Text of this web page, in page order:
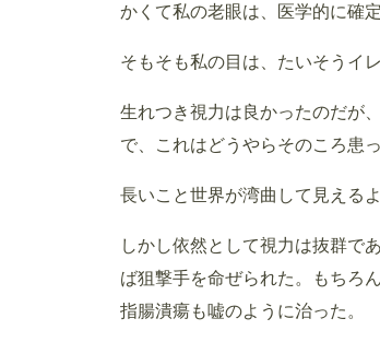
かくて私の老眼は、医学的に確
そもそも私の目は、たいそうイ
生れつき視力は良かったのだが
で、これはどうやらそのころ患
長いこと世界が湾曲して見える
しかし依然として視力は抜群で
ば狙撃手を命ぜられた。もちろ
指腸潰瘍も嘘のように治った。